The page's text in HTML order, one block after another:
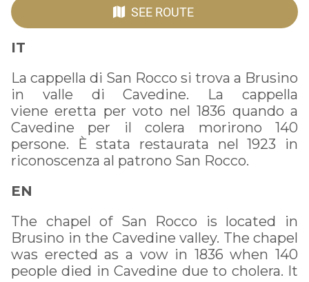
SEE ROUTE
IT
La cappella di San Rocco si trova a Brusino
in valle di Cavedine. La cappella
viene eretta per voto nel 1836 quando a
Cavedine per il colera morirono 140
persone. È stata restaurata nel 1923 in
riconoscenza al patrono San Rocco.
EN
The chapel of San Rocco is located in
Brusino in the Cavedine valley. The chapel
was erected as a vow in 1836 when 140
people died in Cavedine due to cholera. It